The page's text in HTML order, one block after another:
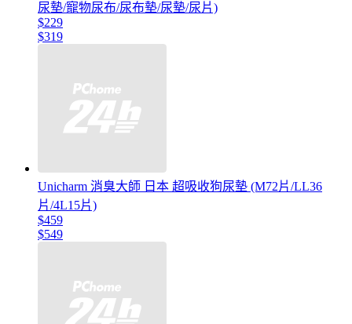
尿墊/寵物尿布/尿布墊/尿墊/尿片)
$229
$319
Unicharm 消臭大師 日本 超吸收狗尿墊 (M72片/LL36
片/4L15片)
$459
$549